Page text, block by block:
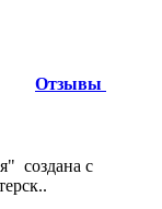
Отзывы
создана с